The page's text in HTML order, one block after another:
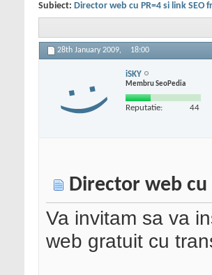
Subiect: Director web cu PR=4 si link SEO
28th January 2009, 18:00
iSKY
Membru SeoPedia
Reputatie: 44
Director web cu
Va invitam sa va
web gratuit cu